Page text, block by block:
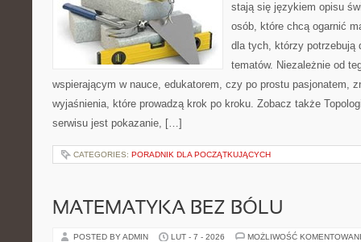
stają się językiem opisu
osób, które chcą ogarnić
dla tych, którzy potrzebują
tematów. Niezależnie od
wspierającym w nauce, edukatorem, czy po prostu pasjonatem,
wyjaśnienia, które prowadzą krok po kroku. Zobacz także
serwisu jest pokazanie, […]
CATEGORIES: PORADNIK DLA POCZĄTKUJĄCYCH
MATEMATYKA BEZ BÓLU
POSTED BY ADMIN LUT - 7 - 2026 MOŻLIWOŚĆ